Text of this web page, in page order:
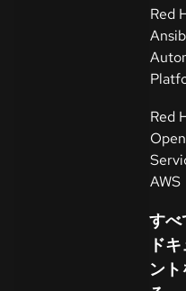
者
ト
ラ
イ
ア
ル
の
始
お
Red
Red
AWS
すべ
ド
ン